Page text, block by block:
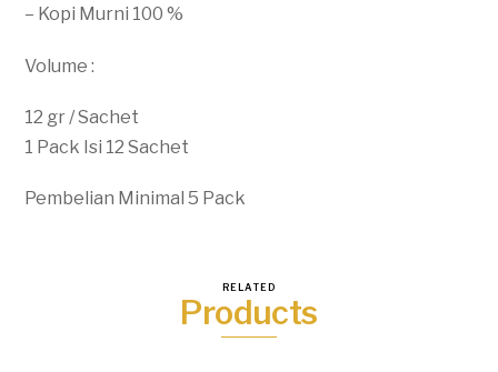
– Kopi Murni 100 %
Volume :
12 gr / Sachet
1 Pack Isi 12 Sachet
Pembelian Minimal 5 Pack
RELATED
Products